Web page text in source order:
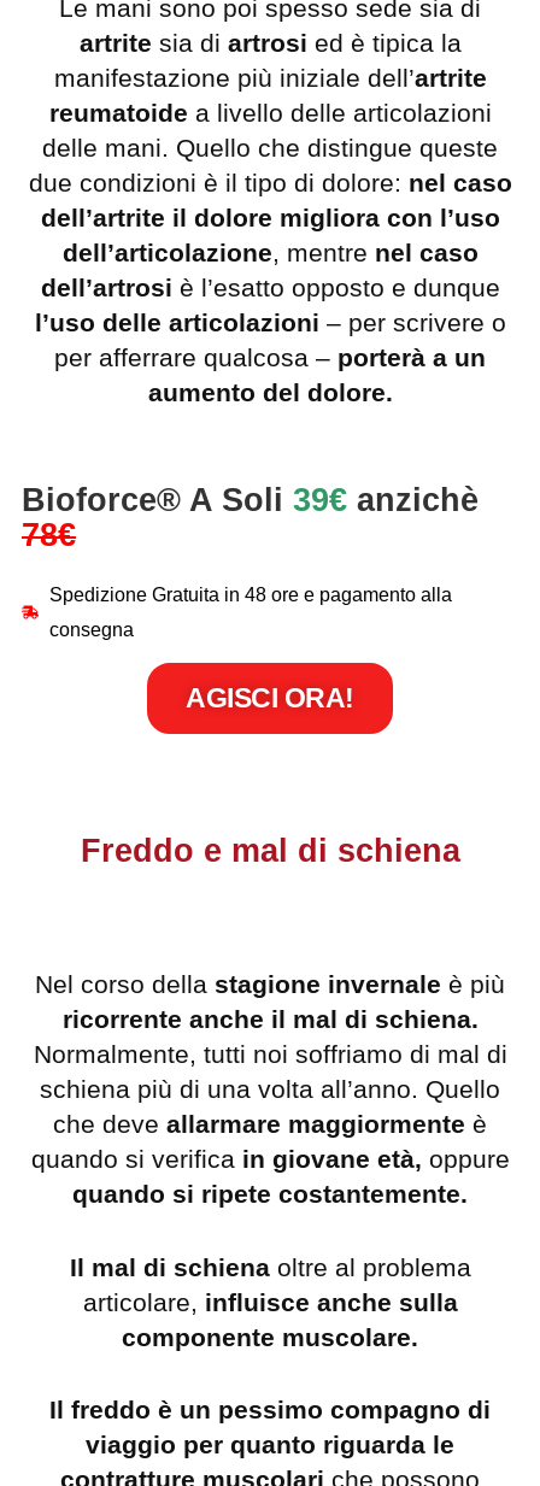
Le mani sono poi spesso sede sia di
artrite sia di artrosi ed è tipica la
manifestazione più iniziale dell’artrite
reumatoide a livello delle articolazioni
delle mani. Quello che distingue queste
due condizioni è il tipo di dolore: nel caso
dell’artrite il dolore migliora con l’uso
dell’articolazione, mentre nel caso
dell’artrosi è l’esatto opposto e dunque
l’uso delle articolazioni – per scrivere o
per afferrare qualcosa – porterà a un
aumento del dolore.
Bioforce® A Soli 39€ anzichè
78€
Spedizione Gratuita in 48 ore e pagamento alla
consegna
AGISCI ORA!
Freddo e mal di schiena
Nel corso della stagione invernale è più
ricorrente anche il mal di schiena.
Normalmente, tutti noi soffriamo di mal di
schiena più di una volta all’anno. Quello
che deve allarmare maggiormente è
quando si verifica in giovane età, oppure
quando si ripete costantemente.
Il mal di schienaoltre al problema
articolare, influisce anche sulla
componente muscolare.
Il freddo è un pessimo compagno di
viaggio per quanto riguarda le
contratture muscolari che possono